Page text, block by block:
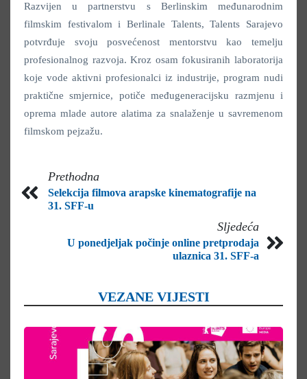
Razvijen u partnerstvu s Berlinskim međunarodnim
filmskim festivalom i Berlinale Talents, Talents Sarajevo
potvrđuje svoju posvećenost mentorstvu kao temelju
profesionalnog razvoja. Kroz osam fokusiranih laboratorija
koje vode aktivni profesionalci iz industrije, program nudi
praktične smjernice, potiče međugeneracijsku razmjenu i
oprema mlade autore alatima za snalaženje u savremenom
filmskom pejzažu.
Prethodna
Selekcija filmova arapske kinematografije na
31. SFF-u
Sljedeća
U ponedjeljak počinje online pretprodaja
ulaznica 31. SFF-a
VEZANE VIJESTI